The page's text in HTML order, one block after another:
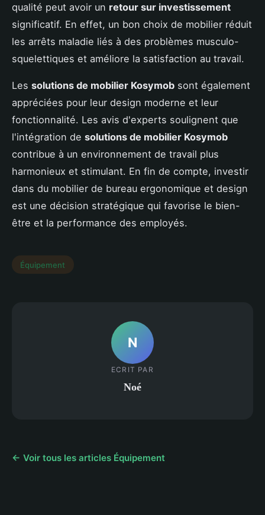
qualité peut avoir un retour sur investissement
significatif. En effet, un bon choix de mobilier réduit
les arrêts maladie liés à des problèmes musculo-
squelettiques et améliore la satisfaction au travail.
Les solutions de mobilier Kosymob sont également
appréciées pour leur design moderne et leur
fonctionnalité. Les avis d'experts soulignent que
l'intégration de solutions de mobilier Kosymob
contribue à un environnement de travail plus
harmonieux et stimulant. En fin de compte, investir
dans du mobilier de bureau ergonomique et design
est une décision stratégique qui favorise le bien-
être et la performance des employés.
Équipement
N
ECRIT PAR
Noé
← Voir tous les articles Équipement